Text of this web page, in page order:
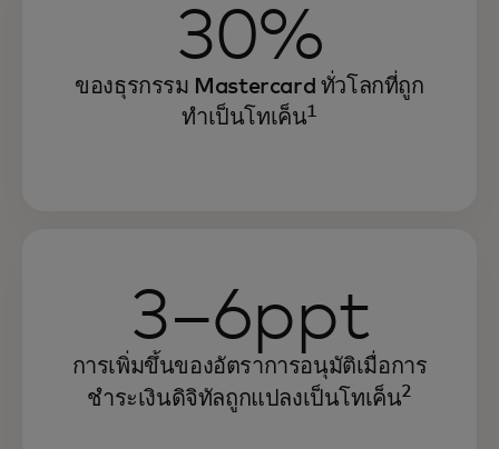
30%
ของธุรกรรม Mastercard ทั่วโลกที่ถูก
ทำเป็นโทเค็น1
3–6ppt
การเพิ่มขึ้นของอัตราการอนุมัติเมื่อการ
ชำระเงินดิจิทัลถูกแปลงเป็นโทเค็น2